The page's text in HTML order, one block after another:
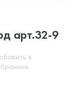
арт.32-9
в